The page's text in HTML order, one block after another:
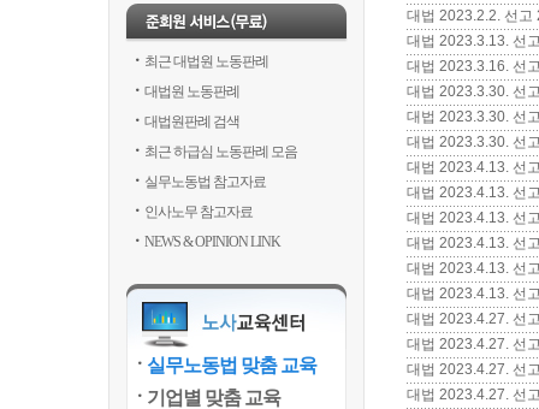
최근 대법원 노동판례
대법원 노동판례
대법원판례 검색
최근 하급심 노동판례 모음
실무노동법 참고자료
인사노무 참고자료
NEWS & OPINION LINK
실무노동법 맞춤 교육
기업별 맞춤 교육
대법 2023.2.2. 선고
대법 2023.3.13. 선
대법 2023.3.16. 선
대법 2023.3.30. 선
대법 2023.3.30. 선
대법 2023.3.30. 선
대법 2023.4.13. 선
대법 2023.4.13. 선
대법 2023.4.13. 선
대법 2023.4.13. 선
대법 2023.4.13. 선
대법 2023.4.13. 선
대법 2023.4.27. 선
대법 2023.4.27. 선
대법 2023.4.27. 선
대법 2023.4.27. 선